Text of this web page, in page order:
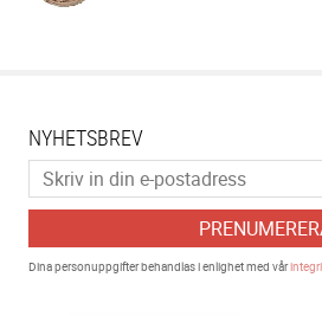
NYHETSBREV
Dina personuppgifter behandlas i enlighet med vår